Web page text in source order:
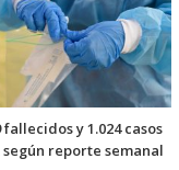
fallecidos y 1.024 casos
según reporte semanal